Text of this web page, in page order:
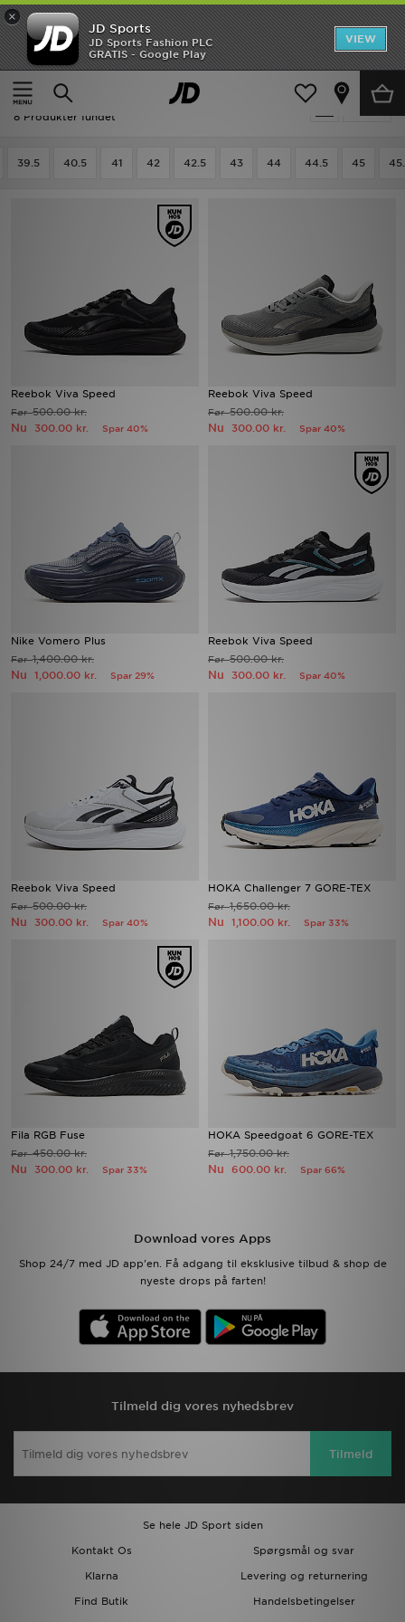
×
JD Sports
JD Sports Fashion PLC
GRATIS - Google Play
VIEW
Hjem
Herrer Herresko Løbesko
Udsalg | Herrer - Løbesko
8 Produkter fundet
39.5 40.5 41 42 42.5 43 44 44.5 45
Reebok Viva Speed
Før500.00 kr.
Nu 300.00 kr. Spar 40%
Reebok Viva Speed
Før500.00 kr.
Nu 300.00 kr. Spar 40%
Nike Vomero Plus
Før1,400.00 kr.
Nu 1,000.00 kr. Spar 29%
Reebok Viva Speed
Før500.00 kr.
Nu 300.00 kr. Spar 40%
Reebok Viva Speed
Før500.00 kr.
Nu 300.00 kr. Spar 40%
HOKA Challenger 7 GORE-TEX
Før1,650.00 kr.
Nu 1,100.00 kr. Spar 33%
Fila RGB Fuse
Før450.00 kr.
Nu 300.00 kr. Spar 33%
HOKA Speedgoat 6 GORE-TEX
Før1,750.00 kr.
Nu 600.00 kr. Spar 66%
Download vores Apps
Shop 24/7 med JD app'en. Få adgang til eksklusive tilbud & shop de
nyeste drops på farten!
Tilmeld dig vores nyhedsbrev
Tilmeld
Se hele JD Sport siden
Kontakt Os
Spørgsmål og svar
Klarna
Levering og returnering
Find Butik
Handelsbetingelser
Hjem
Udsalg
Nyheder
Brands
Mine beskeder
Hjælp & information